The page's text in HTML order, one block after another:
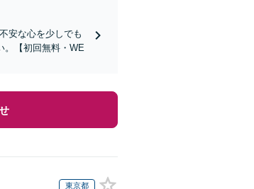
安な心を少しでも
。【初回無料・WE
東京都